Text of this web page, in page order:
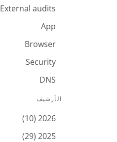
External audits
App
Browser
Security
DNS
الأرشيف
2026 (10)
2025 (29)